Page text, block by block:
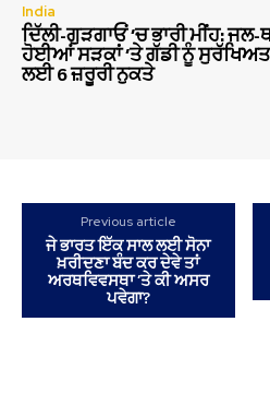
India
ਦਿੱਲੀ-ਗੁੜਗਾਓਂ ‘ਚ ਭਾਰੀ ਮੀਂਹ: ਜਲ-
ਹੋਈਆਂ ਸੜਕਾਂ ‘ਤੇ ਗੱਡੀ ਨੂੰ
ਲਈ 6 ਜ਼ਰੂਰੀ ਨੁਕਤੇ
Previous article
ਜੇ ਭਾਰਤ ਇੱਕ ਸਾਲ ਲਈ ਸੋਨਾ
ਖ਼ਰੀਦਣਾ ਬੰਦ ਕਰ ਦੇਵੇ ਤਾਂ
ਅਰਥਵਿਵਸਥਾ ‘ਤੇ ਕੀ ਅਸਰ
ਪਵੇਗਾ?